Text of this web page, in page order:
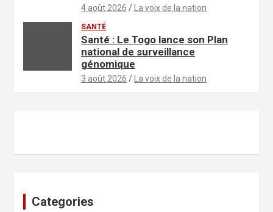
4 août 2026 La voix de la nation
SANTÉ
Santé : Le Togo lance son Plan
national de surveillance
génomique
3 août 2026 La voix de la nation
Categories